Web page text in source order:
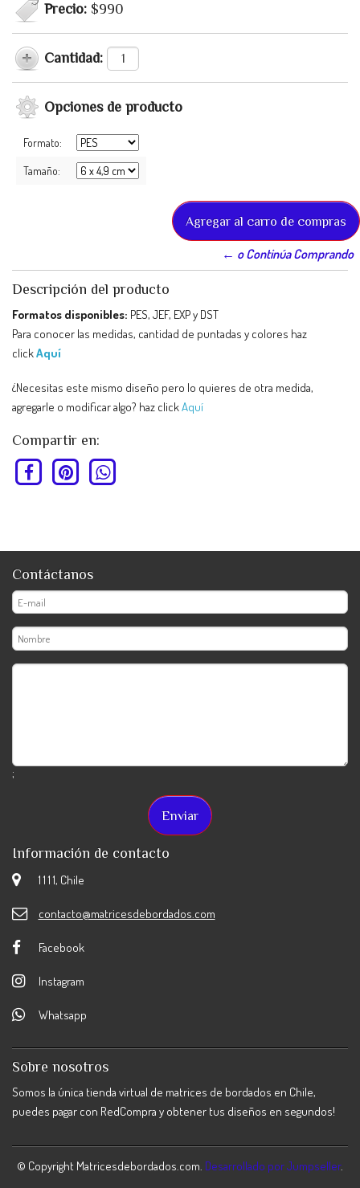
Precio: $990
Cantidad:
Opciones de producto
Formato:
Tamaño:
← o Continúa Comprando
Descripción del producto
Formatos disponibles: PES, JEF, EXP y DST
Para conocer las medidas, cantidad de puntadas y colores haz
clickAquí
¿Necesitas este mismo diseño pero lo quieres de otra medida,
agregarle o modificar algo? haz clickAquí
Compartir en:
Contáctanos
;
Información de contacto
1 1 1 1, Chile
contacto@matricesdebordados.com
Facebook
Instagram
Whatsapp
Sobre nosotros
Somos la única tienda virtual de matrices de bordados en Chile,
puedes pagar con RedCompra y obtener tus diseños en segundos!
© Copyright Matricesdebordados.com. Desarrollado por Jumpseller.